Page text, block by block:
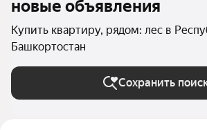
новые объявления
Купить квартиру, рядом: лес в
Башкортостан
Сохранить